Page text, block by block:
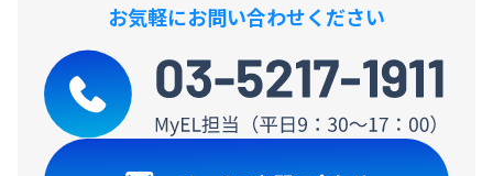
お気軽にお問い合わせください